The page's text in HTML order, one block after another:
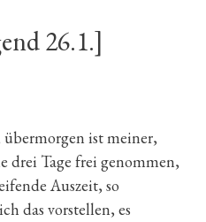
26.1.]
übermorgen ist meiner,
drei Tage frei genommen,
Auszeit, so
das vorstellen, es